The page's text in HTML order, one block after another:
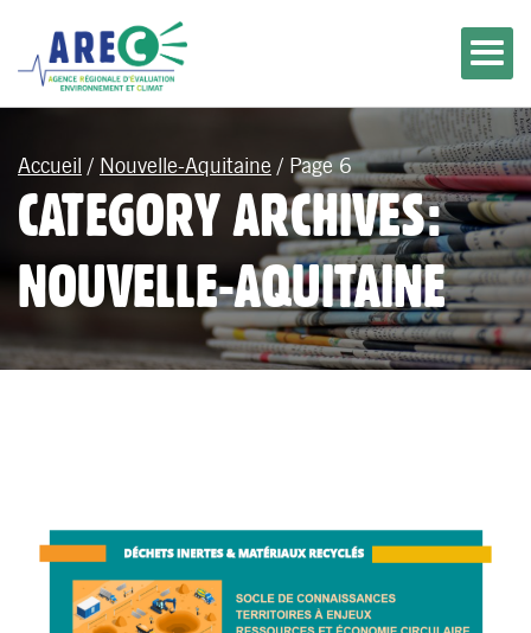
Accueil / Nouvelle-Aquitaine / Page 6
CATEGORY ARCHIVES:
NOUVELLE-AQUITAINE